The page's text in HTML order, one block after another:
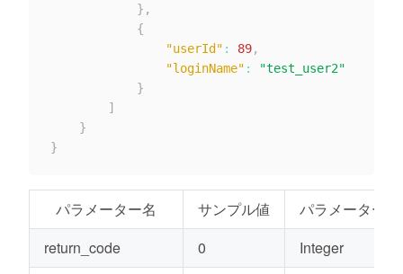
} ,
{
"userId" : 89,
"loginName" :
"test_user2"
}
]
}
}
パラメーター名 サンプル値
パラメーター
return_code
0
Integer